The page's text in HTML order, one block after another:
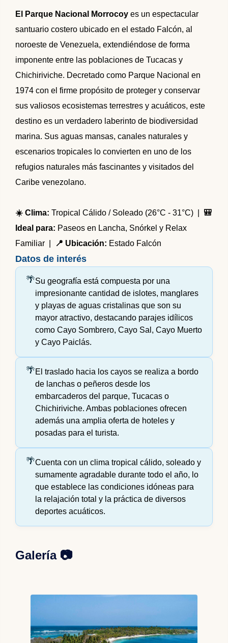
🌴 Morrocoy
🌴 Península de Paria
Promociones
Contacto
El Parque Nacional Morrocoy es un espectacular
santuario costero ubicado en el estado Falcón, al
noroeste de Venezuela, extendiéndose de forma
imponente entre las poblaciones de Tucacas y
Chichiriviche. Decretado como Parque Nacional en
1974 con el firme propósito de proteger y conservar
sus valiosos ecosistemas terrestres y acuáticos, este
destino es un verdadero laberinto de biodiversidad
marina. Sus aguas mansas, canales naturales y
escenarios tropicales lo convierten en uno de los
refugios naturales más fascinantes y visitados del
Caribe venezolano.
☀️ Clima: Tropical Cálido / Soleado (26°C - 31°C) | 🎒
Ideal para: Paseos en Lancha, Snórkel y Relax
Familiar |
📍 Ubicación: Estado Falcón
Datos de interés
Su geografía está compuesta por una
impresionante cantidad de islotes, manglares
y playas de aguas cristalinas que son su
mayor atractivo, destacando parajes idílicos
como Cayo Sombrero, Cayo Sal, Cayo Muerto
y Cayo Paiclás.
El traslado hacia los cayos se realiza a bordo
de lanchas o peñeros desde los
embarcaderos del parque, Tucacas o
Chichiriviche. Ambas poblaciones ofrecen
además una amplia oferta de hoteles y
posadas para el turista.
Cuenta con un clima tropical cálido, soleado y
sumamente agradable durante todo el año, lo
que establece las condiciones idóneas para
la relajación total y la práctica de diversos
deportes acuáticos.
Galería 📷